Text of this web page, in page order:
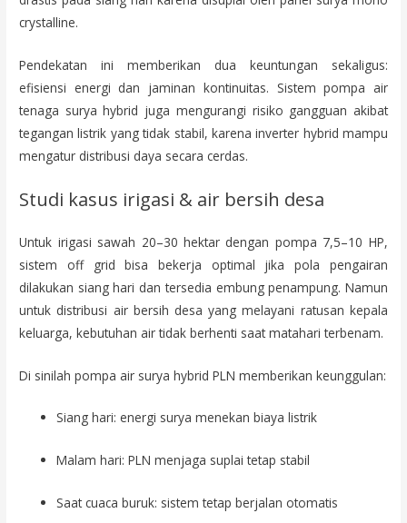
crystalline.
Pendekatan ini memberikan dua keuntungan sekaligus:
efisiensi energi dan jaminan kontinuitas. Sistem pompa air
tenaga surya hybrid juga mengurangi risiko gangguan akibat
tegangan listrik yang tidak stabil, karena inverter hybrid mampu
mengatur distribusi daya secara cerdas.
Studi kasus irigasi & air bersih desa
Untuk irigasi sawah 20–30 hektar dengan pompa 7,5–10 HP,
sistem off grid bisa bekerja optimal jika pola pengairan
dilakukan siang hari dan tersedia embung penampung. Namun
untuk distribusi air bersih desa yang melayani ratusan kepala
keluarga, kebutuhan air tidak berhenti saat matahari terbenam.
Di sinilah pompa air surya hybrid PLN memberikan keunggulan:
Siang hari: energi surya menekan biaya listrik
Malam hari: PLN menjaga suplai tetap stabil
Saat cuaca buruk: sistem tetap berjalan otomatis